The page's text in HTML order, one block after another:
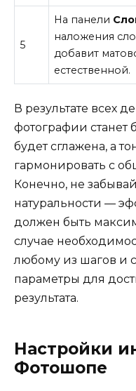
5
На панели
наложения
добавит
естественной.
В результате всех
фотографии станет
будет сглажена, а
гармонировать с
Конечно, не
натуральности —
должен быть
случае
любому из шагов и
параметры для
результата.
Настройки
Фотошопе